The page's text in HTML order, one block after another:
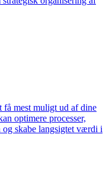
mest muligt ud af dine
optimere processer,
skabe langsigtet værdi i